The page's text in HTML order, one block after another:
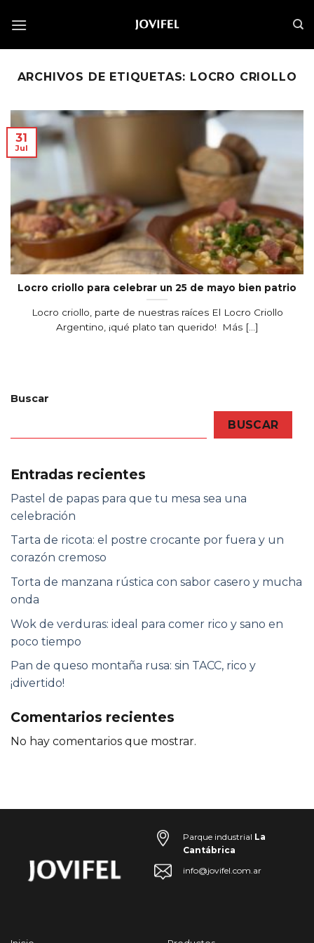
ARCHIVOS DE ETIQUETAS: LOCRO CRIOLLO
Locro criollo para celebrar un 25 de mayo bien patrio
Locro criollo, parte de nuestras raíces El Locro Criollo
Argentino, ¡qué plato tan querido! Más [...]
31
Jul
Buscar
BUSCAR
Entradas recientes
Pastel de papas para que tu mesa sea una
celebración
Tarta de ricota: el postre crocante por fuera y un
corazón cremoso
Torta de manzana rústica con sabor casero y mucha
onda
Wok de verduras: ideal para comer rico y sano en
poco tiempo
Pan de queso montaña rusa: sin TACC, rico y
¡divertido!
Comentarios recientes
No hay comentarios que mostrar.
Parque industrial La
Cantábrica
info@jovifel.com.ar